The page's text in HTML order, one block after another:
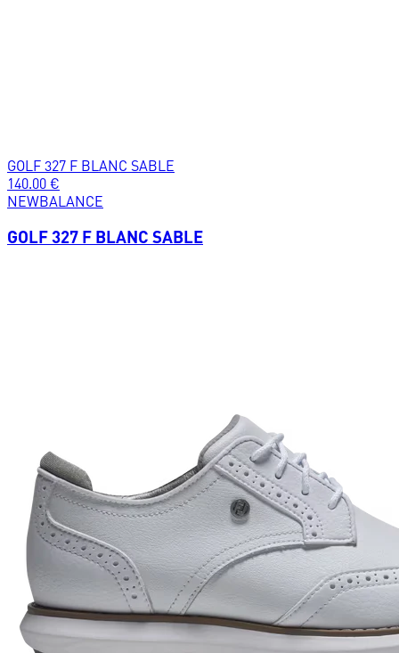
GOLF 327 F BLANC SABLE
140.00 €
NEWBALANCE
GOLF 327 F BLANC SABLE